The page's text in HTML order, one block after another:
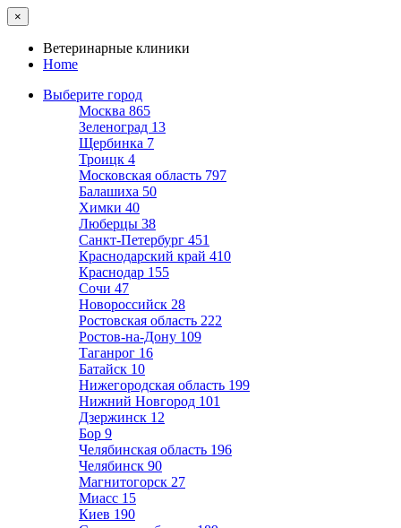
×
Ветеринарные клиники
Home
Выберите город
Москва 865
Зеленоград 13
Щербинка 7
Троицк 4
Московская область 797
Балашиха 50
Химки 40
Люберцы 38
Санкт-Петербург 451
Краснодарский край 410
Краснодар 155
Сочи 47
Новороссийск 28
Ростовская область 222
Ростов-на-Дону 109
Таганрог 16
Батайск 10
Нижегородская область 199
Нижний Новгород 101
Дзержинск 12
Бор 9
Челябинская область 196
Челябинск 90
Магнитогорск 27
Миасс 15
Киев 190